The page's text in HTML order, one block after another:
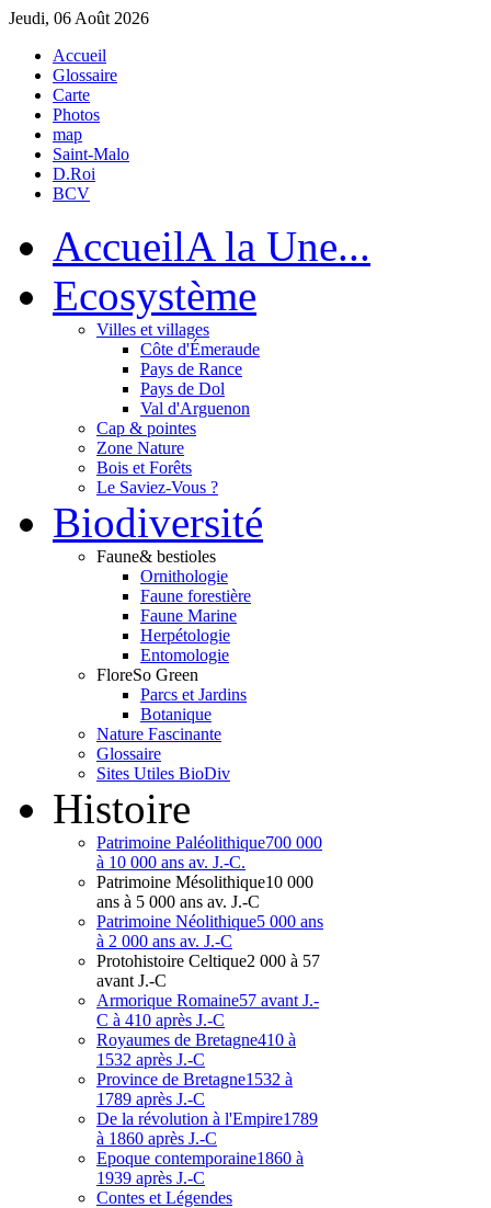
Jeudi, 06 Août 2026
Accueil
Glossaire
Carte
Photos
map
Saint-Malo
D.Roi
BCV
AccueilA la Une...
Ecosystème
Villes et villages
Côte d'Émeraude
Pays de Rance
Pays de Dol
Val d'Arguenon
Cap & pointes
Zone Nature
Bois et Forêts
Le Saviez-Vous ?
Biodiversité
Faune& bestioles
Ornithologie
Faune forestière
Faune Marine
Herpétologie
Entomologie
FloreSo Green
Parcs et Jardins
Botanique
Nature Fascinante
Glossaire
Sites Utiles BioDiv
Histoire
Patrimoine Paléolithique700 000
à 10 000 ans av. J.-C.
Patrimoine Mésolithique10 000
ans à 5 000 ans av. J.-C
Patrimoine Néolithique5 000 ans
à 2 000 ans av. J.-C
Protohistoire Celtique2 000 à 57
avant J.-C
Armorique Romaine57 avant J.-
C à 410 après J.-C
Royaumes de Bretagne410 à
1532 après J.-C
Province de Bretagne1532 à
1789 après J.-C
De la révolution à l'Empire1789
à 1860 après J.-C
Epoque contemporaine1860 à
1939 après J.-C
Contes et Légendes